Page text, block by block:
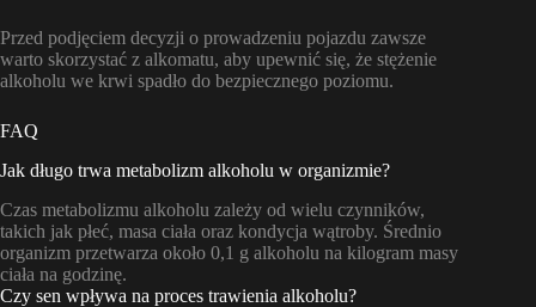
Przed podjęciem decyzji o prowadzeniu pojazdu zawsze
warto skorzystać z alkomatu, aby upewnić się, że stężenie
alkoholu we krwi spadło do bezpiecznego poziomu.
FAQ
Jak długo trwa metabolizm alkoholu w organizmie?
Czas metabolizmu alkoholu zależy od wielu czynników,
takich jak płeć, masa ciała oraz kondycja wątroby. Średnio
organizm przetwarza około 0,1 g alkoholu na kilogram masy
ciała na godzinę.
Czy sen wpływa na proces trawienia alkoholu?